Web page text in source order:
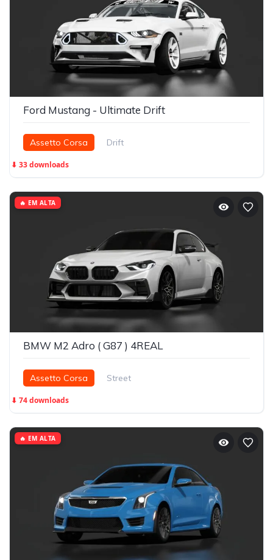
Ford Mustang - Ultimate Drift
Assetto Corsa Drift
⬇ 33 downloads
BMW M2 Adro ( G87 ) 4REAL
Assetto Corsa Street
⬇ 74 downloads
🔥 EM ALTA
🔥 EM ALTA